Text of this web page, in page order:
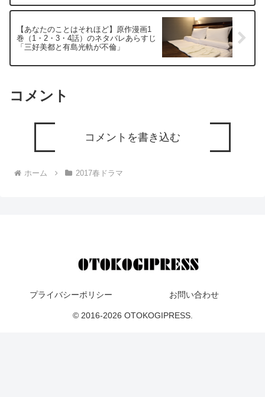
【あなたのことはそれほど】原作漫画1
巻（1・2・3・4話）のネタバレあらすじ
「三好美都と有島光軌が不倫」
コメント
コメントを書き込む
ホーム 2017春ドラマ
プライバシーポリシー お問い合わせ
© 2016-2026 OTOKOGIPRESS.